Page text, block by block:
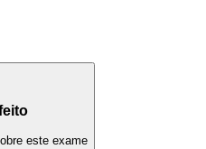
este exame